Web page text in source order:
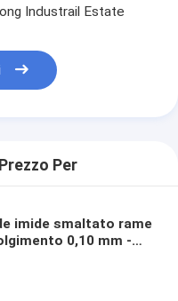
Industrail Estate
Per
imide smaltato rame
0,10 mm -